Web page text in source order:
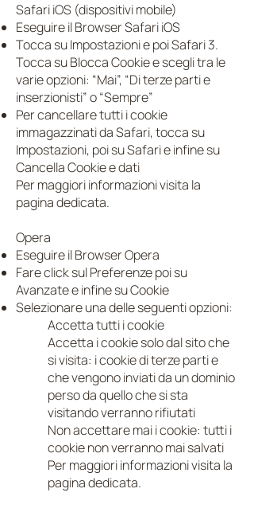
Safari iOS (dispositivi mobile)
Eseguire il Browser Safari iOS
Tocca su Impostazioni e poi Safari 3.
Tocca su Blocca Cookie e scegli tra le
varie opzioni: “Mai”, “Di terze parti e
inserzionisti” o “Sempre”
Per cancellare tutti i cookie
immagazzinati da Safari, tocca su
Impostazioni, poi su Safari e infine su
Cancella Cookie e dati
Per maggiori informazioni visita la
pagina dedicata.
Opera
Eseguire il Browser Opera
Fare click sul Preferenze poi su
Avanzate e infine su Cookie
Selezionare una delle seguenti opzioni:
Accetta tutti i cookie
Accetta i cookie solo dal sito che
si visita: i cookie di terze parti e
che vengono inviati da un dominio
perso da quello che si sta
visitando verranno rifiutati
Non accettare mai i cookie: tutti i
cookie non verranno mai salvati
Per maggiori informazioni visita la
pagina dedicata.